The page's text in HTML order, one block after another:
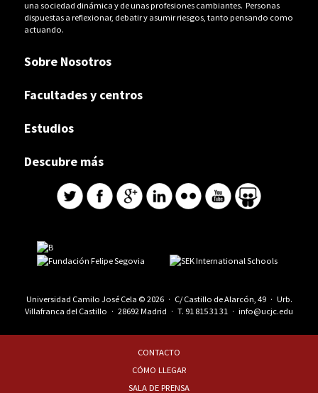
una sociedad dinámica y de unas profesiones cambiantes. Personas
dispuestas a reflexionar, debatir y asumir riesgos, tanto pensando como
actuando.
Sobre Nosotros
Facultades y centros
Estudios
Descubre más
Universidad Camilo José Cela © 2026 · C/ Castillo de Alarcón, 49 · Urb.
Villafranca del Castillo · 28692 Madrid · T. 91 815 31 31 · info@ucjc.edu
CONTACTO
CÓMO LLEGAR
SALA DE PRENSA